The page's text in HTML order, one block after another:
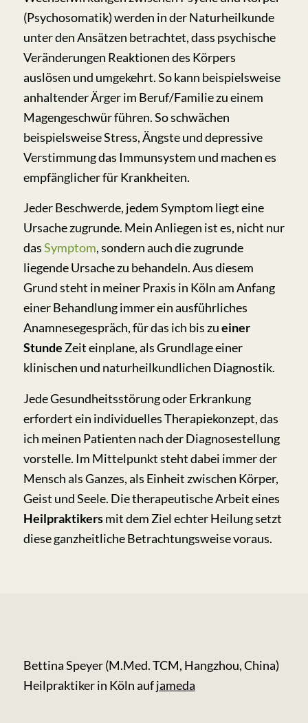
(Psychosomatik) werden in der Naturheilkunde
unter den Ansätzen betrachtet, dass psychische
Veränderungen Reaktionen des Körpers
auslösen und umgekehrt. So kann beispielsweise
anhaltender Ärger im Beruf/Familie zu einem
Magengeschwür führen. So schwächen
beispielsweise Stress, Ängste und depressive
Verstimmung das Immunsystem und machen es
empfänglicher für Krankheiten.
Jeder Beschwerde, jedem Symptom liegt eine
Ursache zugrunde. Mein Anliegen ist es, nicht nur
dasSymptom, sondern auch die zugrunde
liegende Ursache zu behandeln. Aus diesem
Grund steht in meiner Praxis in Köln am Anfang
einer Behandlung immer ein ausführliches
Anamnesegespräch, für das ich bis zueiner
Stunde Zeit einplane, als Grundlage einer
klinischen und naturheilkundlichen Diagnostik.
Jede Gesundheitsstörung oder Erkrankung
erfordert ein individuelles Therapiekonzept, das
ich meinen Patienten nach der Diagnosestellung
vorstelle. Im Mittelpunkt steht dabei immer der
Mensch als Ganzes, als Einheit zwischen Körper,
Geist und Seele. Die therapeutische Arbeit eines
Heilpraktikersmit dem Ziel echter Heilung setzt
diese ganzheitliche Betrachtungsweise voraus.
Bettina Speyer (M.Med. TCM, Hangzhou, China)
Heilpraktiker in Köln aufjameda